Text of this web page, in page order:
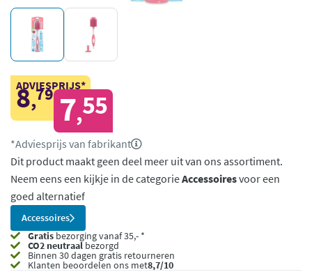
ADVIESPRIJS*
8,79 7,55
*Adviesprijs van fabrikant
Dit product maakt geen deel meer uit van ons assortiment.
Neem eens een kijkje in de categorieAccessoiresvoor een
goed alternatief
Accessoires
Gratis bezorging vanaf 35,- *
CO2 neutraalbezorgd
Binnen 30 dagen gratis retourneren
Klanten beoordelen ons met8,7/10